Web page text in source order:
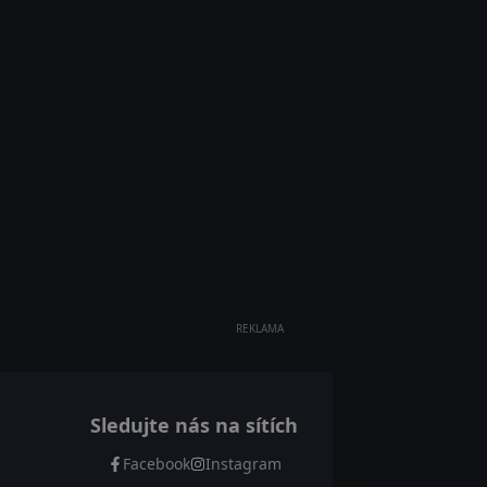
REKLAMA
Sledujte nás na sítích
Facebook Instagram